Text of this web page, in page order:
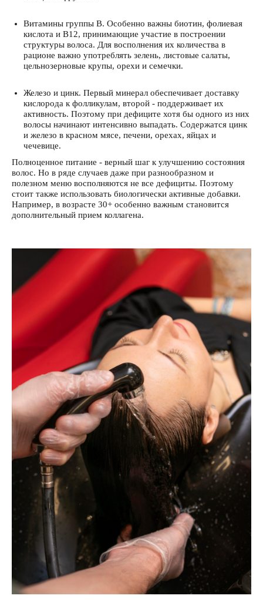
Витамины группы B. Особенно важны биотин, фолиевая
кислота и B12, принимающие участие в построении
структуры волоса. Для восполнения их количества в
рационе важно употреблять зелень, листовые салаты,
цельнозерновые крупы, орехи и семечки.
Железо и цинк. Первый минерал обеспечивает доставку
кислорода к фолликулам, второй - поддерживает их
активность. Поэтому при дефиците хотя бы одного из них
волосы начинают интенсивно выпадать. Содержатся цинк
и железо в красном мясе, печени, орехах, яйцах и
чечевице.
Полноценное питание - верный шаг к улучшению состояния
волос. Но в ряде случаев даже при разнообразном и
полезном меню восполняются не все дефициты. Поэтому
стоит также использовать биологически активные добавки.
Например, в возрасте 30+ особенно важным становится
дополнительный прием коллагена.